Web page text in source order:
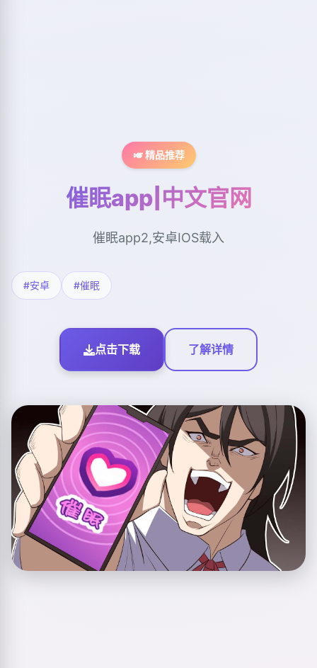
🎺 精品推荐
催眠app|中文官网
催眠app2,安卓IOS载入
#安卓 #催眠
点击下载 了解详情